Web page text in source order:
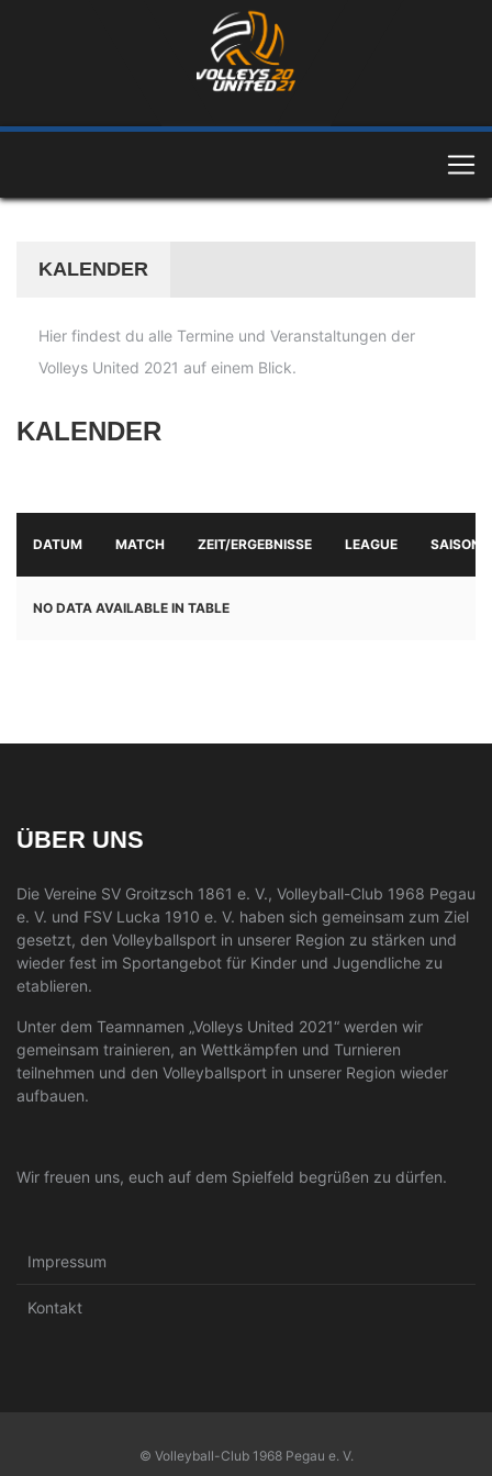
KALENDER
Hier findest du alle Termine und Veranstaltungen der
Volleys United 2021 auf einem Blick.
KALENDER
DATUM MATCH ZEIT/ERGEBNISSE LEAGUE SAISON
NO DATA AVAILABLE IN TABLE
ÜBER UNS
Die Vereine SV Groitzsch 1861 e. V., Volleyball-Club 1968 Pegau
e. V. und FSV Lucka 1910 e. V. haben sich gemeinsam zum Ziel
gesetzt, den Volleyballsport in unserer Region zu stärken und
wieder fest im Sportangebot für Kinder und Jugendliche zu
etablieren.
Unter dem Teamnamen „Volleys United 2021“ werden wir
gemeinsam trainieren, an Wettkämpfen und Turnieren
teilnehmen und den Volleyballsport in unserer Region wieder
aufbauen.
Wir freuen uns, euch auf dem Spielfeld begrüßen zu dürfen.
Impressum
Kontakt
© Volleyball-Club 1968 Pegau e. V.